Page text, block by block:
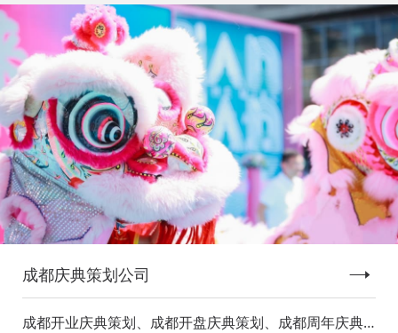
成都庆典策划公司
成都开业庆典策划、成都开盘庆典策划、成都周年庆典